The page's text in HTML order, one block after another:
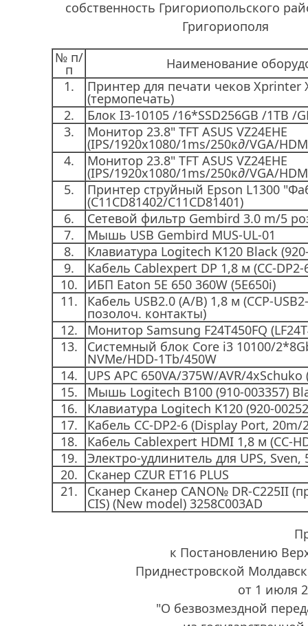
собственность Григориопольского
Григориополя
№ п/
п
Наименование
1.
Принтер для печати чеков Xprinter
(термопечать)
2.
Блок I3-10105 /16*SSD256GB /1TB /
3.
Монитор 23.8" TFT ASUS VZ24EHE
(IPS/1920x1080/1ms/250кд/VGA/
4.
Монитор 23.8" TFT ASUS VZ24EHE
(IPS/1920x1080/1ms/250кд/VGA/
5.
Принтер струйный Epson L1300
(C11CD81402/C11CD81401)
6.
Сетевой фильтр Gembird 3.0 m/5
7.
Мышь USB Gembird MUS-UL-01
8.
Клавиатура Logitech K120 Black
9.
Кабель Cablexpert DP 1,8 м (CC-DP2-
10.
ИБП Eaton 5E 650 360W (5E650i)
11.
Кабель USB2.0 (A/B) 1,8 м (CCP-
позолоч. контакты)
12.
Монитор Samsung F24T450FQ
13.
Системный блок Core i3 10100/
NVMe/HDD-1Tb/450W
14.
UPS APC 650VA/375W/AVR/4xSchuko
15.
Мышь Logitech B100 (910-003357)
16.
Клавиатура Logitech K120 (920-
17.
Кабель СС-DP2-6 (Display Port, 20m/
18.
Кабель Cablexpert HDMI 1,8 м (CC-
19.
Электро-удлинитель для UPS, Sven,
20.
Сканер CZUR ЕТ16 PLUS
21.
Сканер Сканер CANO№ DR-C225II
CIS) (New model) 3258C003AD
к Постановлению
Приднестровской
от 1 июля
"О безвозмездной